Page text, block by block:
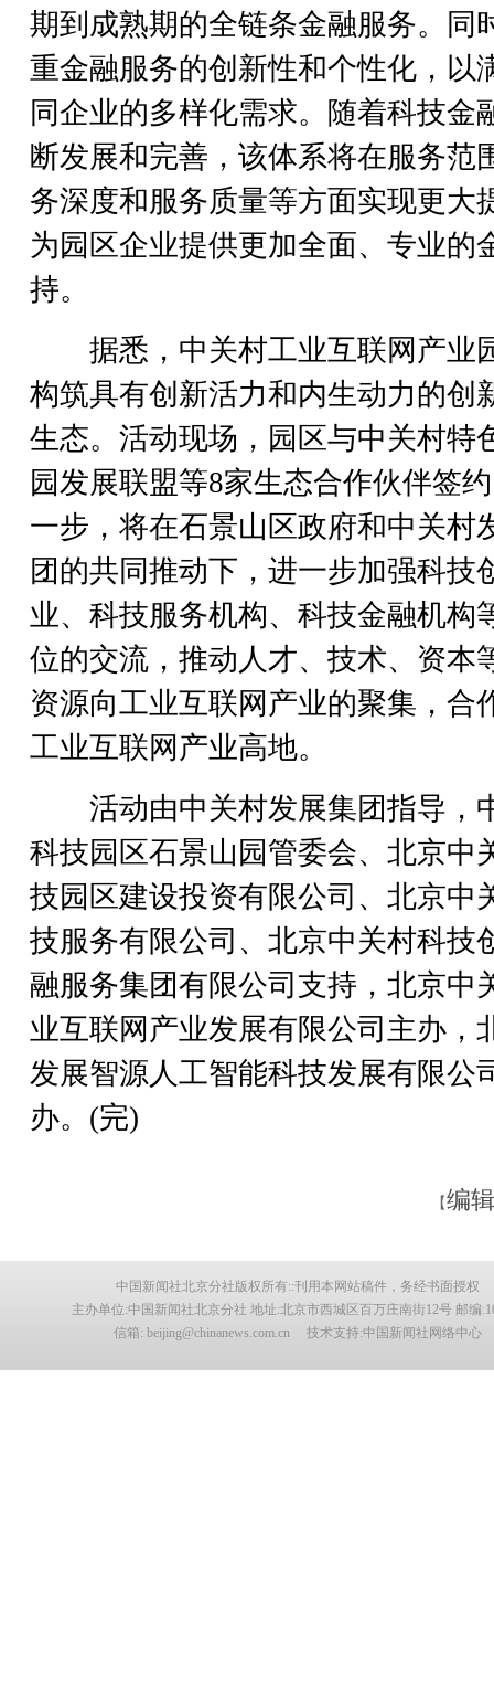
期到成熟期的全链条金融服务。同
重金融服务的创新性和个性化，以
同企业的多样化需求。随着科技金
断发展和完善，该体系将在服务范
务深度和服务质量等方面实现更大
为园区企业提供更加全面、专业的
持。
据悉，中关村工业互联网产业
构筑具有创新活力和内生动力的创
生态。活动现场，园区与中关村特
园发展联盟等8家生态合作伙伴签
一步，将在石景山区政府和中关村
团的共同推动下，进一步加强科技
业、科技服务机构、科技金融机构
位的交流，推动人才、技术、资本
资源向工业互联网产业的聚集，合
工业互联网产业高地。
活动由中关村发展集团指导，
科技园区石景山园管委会、北京中
技园区建设投资有限公司、北京中
技服务有限公司、北京中关村科技
融服务集团有限公司支持，北京中
业互联网产业发展有限公司主办，
发展智源人工智能科技发展有限公
办。(完)
【编
中国新闻社北京分社版权所有::刊用本网站稿件，务经书面授权
主办单位:中国新闻社北京分社 地址:北京市西城区百万庄南街12号 邮编
信箱: beijing@chinanews.com.cn 技术支持:中国新闻社网络中心